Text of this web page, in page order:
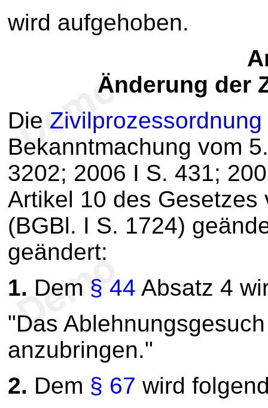
wird aufgehoben.
Änderung der
Die Zivilprozessordnung
Bekanntmachung vom
3202; 2006 I S. 431;
Artikel 10 des Gesetzes
(BGBl. I S. 1724)
geändert:
1. Dem § 44 Absatz 4
"Das
anzubringen."
2. Dem § 67 wird